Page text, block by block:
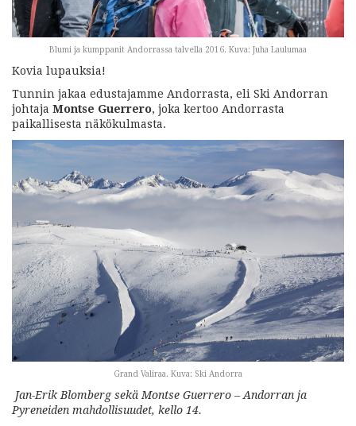
Blumi ja kumppanit Andorrassa talvella 2016. Kuva: Juha Laulumaa
Kovia lupauksia!
Tunnin jakaa edustajamme Andorrasta, eli Ski Andorran
johtaja Montse Guerrero, joka kertoo Andorrasta
paikallisesta näkökulmasta.
Grand Valiraa. Kuva: Ski Andorra
Jan-Erik Blomberg sekä Montse Guerrero – Andorran ja
Pyreneiden mahdollisuudet, kello 14.